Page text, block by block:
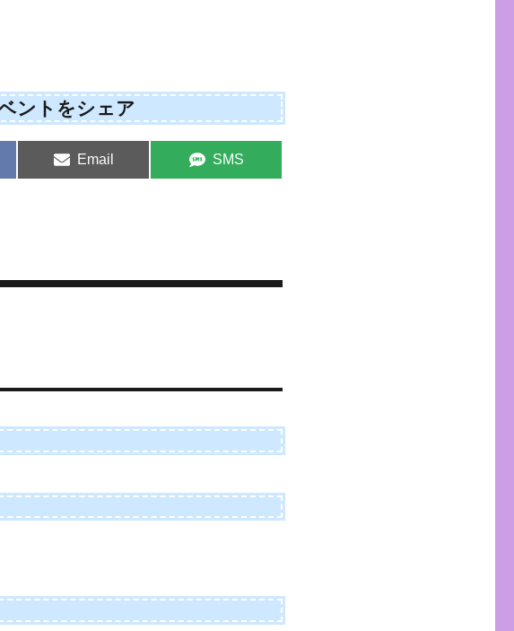
ントをシェア
Share
Email
Share
SMS